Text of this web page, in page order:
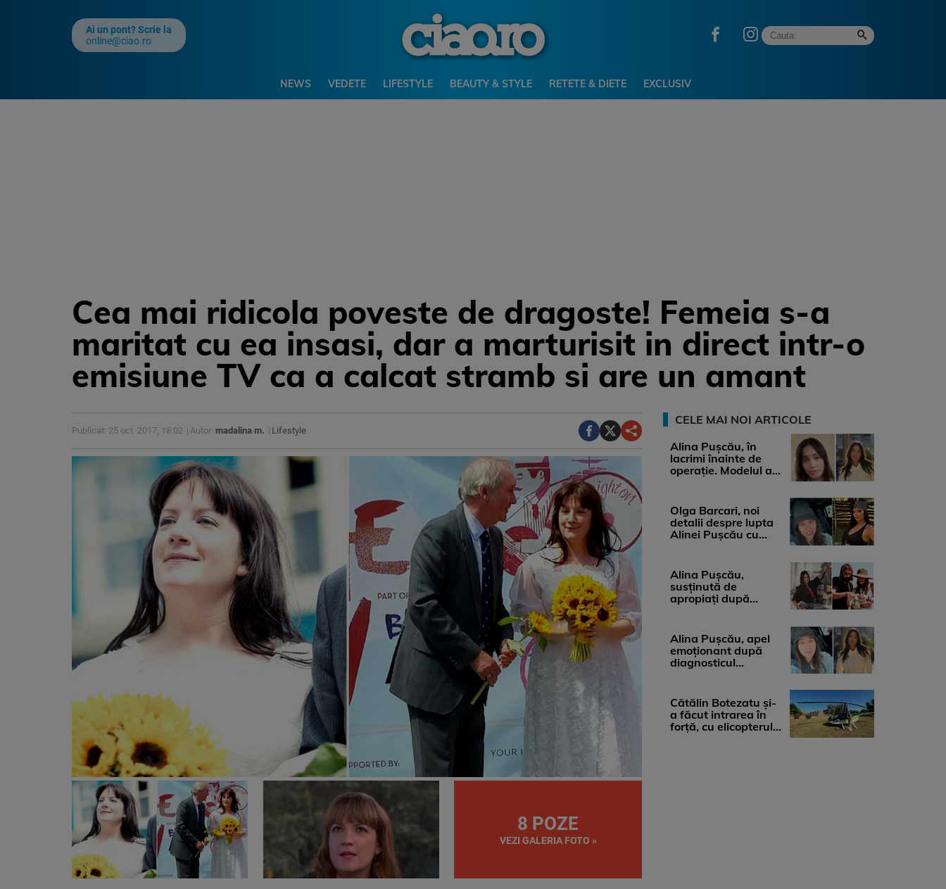
Ai un pont? Scrie la
online@ciao.ro
NEWS VEDETE LIFESTYLE BEAUTY & STYLE RETETE & DIETE EXCLUSIV
Cea mai ridicola poveste de dragoste! Femeia s-a
maritat cu ea insasi, dar a marturisit in direct intr-o
emisiune TV ca a calcat stramb si are un amant
Publicat: 25 oct. 2017, 18:02 Autor: madalina m. Lifestyle
8 POZE
VEZI GALERIA FOTO »
CELE MAI NOI ARTICOLE
Alina Pușcău, în
lacrimi înainte de
operație. Modelul a
Olga Barcari, noi
detalii despre lupta
Alinei Pușcău cu
Alina Pușcău,
susținută de
apropiați după
medicii, ...
Alina Pușcău, apel
emoționant după
diagnosticul
...
Cătălin Botezatu și-
a făcut intrarea în
forță, cu elicopterul,